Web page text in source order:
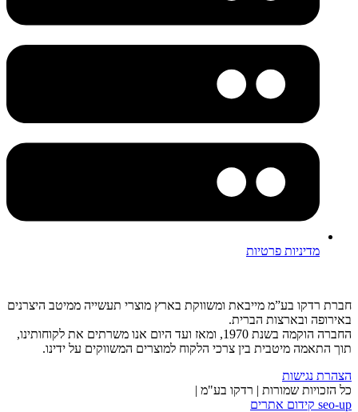
מדיניות פרטיות
חברת רדקו בע”מ מייבאת ומשווקת בארץ מוצרי תעשייה ממיטב היצרנים
באירופה ובארצות הברית.
החברה הוקמה בשנת 1970, ומאז ועד היום אנו משרתים את לקוחותינו,
תוך התאמה מיטבית בין צרכי הלקוח למוצרים המשווקים על ידינו.
הצהרת נגישות
כל הזכויות שמורות | רדקו בע"מ |
seo-up קידום אתרים